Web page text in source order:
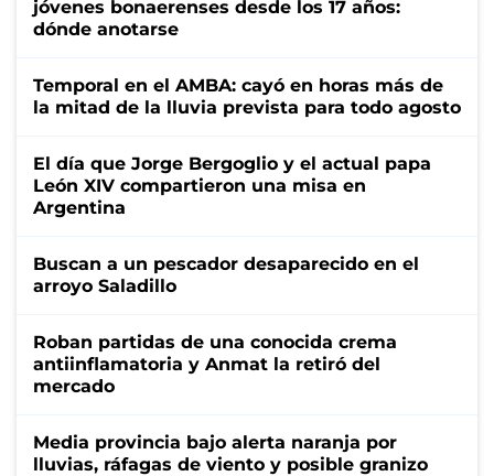
jóvenes bonaerenses desde los 17 años:
dónde anotarse
Temporal en el AMBA: cayó en horas más de
la mitad de la lluvia prevista para todo agosto
El día que Jorge Bergoglio y el actual papa
León XIV compartieron una misa en
Argentina
Buscan a un pescador desaparecido en el
arroyo Saladillo
Roban partidas de una conocida crema
antiinflamatoria y Anmat la retiró del
mercado
Media provincia bajo alerta naranja por
lluvias, ráfagas de viento y posible granizo